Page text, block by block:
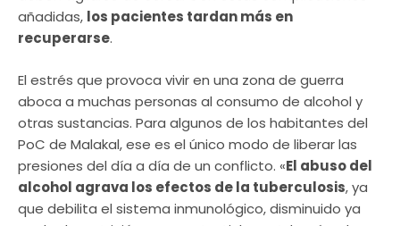
añadidas, los pacientes tardan más en
recuperarse.
El estrés que provoca vivir en una zona de guerra
aboca a muchas personas al consumo de alcohol y
otras sustancias. Para algunos de los habitantes del
PoC de Malakal, ese es el único modo de liberar las
presiones del día a día de un conflicto. «El abuso del
alcohol agrava los efectos de la tuberculosis, ya
que debilita el sistema inmunológico, disminuido ya